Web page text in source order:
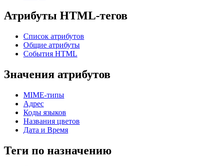
Атрибуты HTML-тегов
Список атрибутов
Общие атрибуты
События HTML
Значения атрибутов
MIME-типы
Адрес
Коды языков
Названия цветов
Дата и Время
Теги по назначению